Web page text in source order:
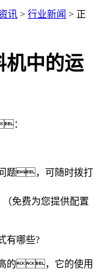
讯 > 行业新闻 > 正
机中的运
：
题，可随时拨打
免费为您提供配置
有哪些?
的，它的使用